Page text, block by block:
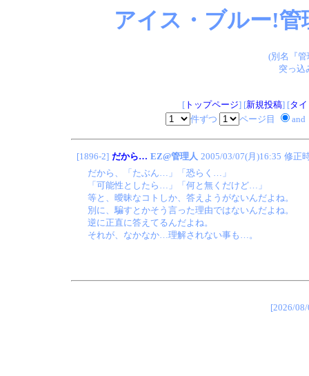
アイス・ブルー!
(別名『
突っ込
[トップページ] [新規投稿] [タ
件ずつ
ページ目 and
[1896-2] だから… EZ@管理人 2005/03/07(月)16:35 修正
だから、「たぶん…」「恐らく…」
「可能性としたら…」「何と無くだけど…」
等と、曖昧なコトしか、答えようがないんだよね。
別に、騙すとかそう言った理由ではないんだよね。
逆に正直に答えてるんだよね。
それが、なかなか…理解されない事も…。
[2026/